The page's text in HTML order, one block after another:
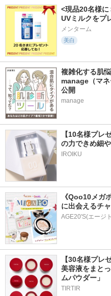
<現品20名様に
UVミルクをプ
メンターム
美白
複雑化する肌
manage（マ
公開
manage
【10名様プレ
の力できめ細
IROIKU
《Qoo10メガ
に出会えるチ
AGE20'S(エージ
【30名様プレ
美容液をまと
ムパウダー」
TIRTIR